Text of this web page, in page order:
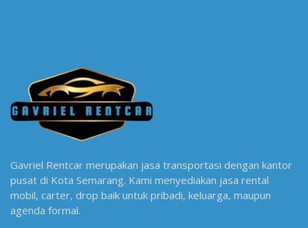
Gavriel Rentcar merupakan jasa transportasi dengan kantor
pusat di Kota Semarang. Kami menyediakan jasa rental
mobil, carter, drop baik untuk pribadi, keluarga, maupun
agenda formal.